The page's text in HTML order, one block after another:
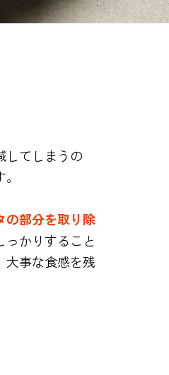
してしまうの
の部分を取り除
っかりすること
大事な食感を残